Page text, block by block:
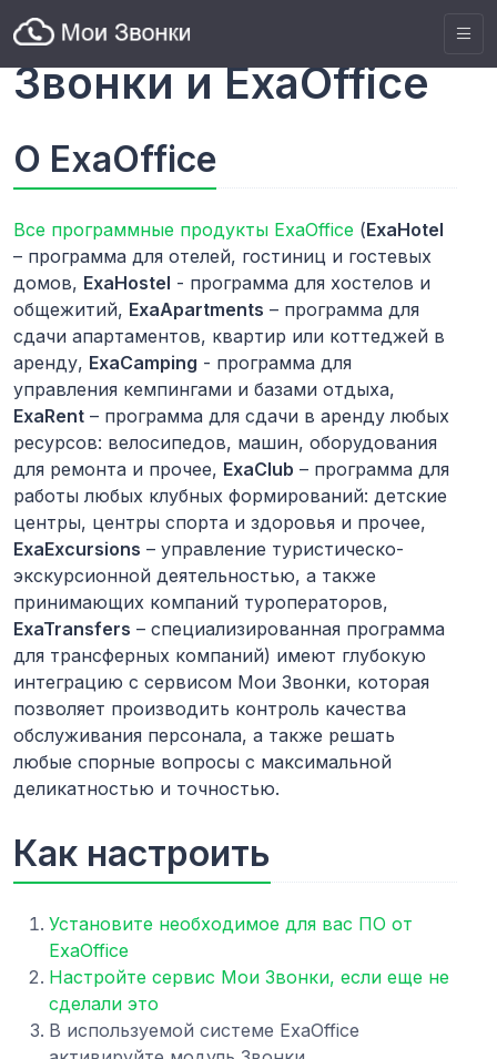
Интеграция Мои
Звонки и ExaOffice
О ExaOffice
Все программные продукты ExaOffice (ExaHotel
– программа для отелей, гостиниц и гостевых
домов, ExaHostel - программа для хостелов и
общежитий, ExaApartments – программа для
сдачи апартаментов, квартир или коттеджей в
аренду, ExaCamping - программа для
управления кемпингами и базами отдыха,
ExaRent – программа для сдачи в аренду любых
ресурсов: велосипедов, машин, оборудования
для ремонта и прочее, ExaClub – программа для
работы любых клубных формирований: детские
центры, центры спорта и здоровья и прочее,
ExaExcursions – управление туристическо-
экскурсионной деятельностью, а также
принимающих компаний туроператоров,
ExaTransfers – специализированная программа
для трансферных компаний) имеют глубокую
интеграцию с сервисом Мои Звонки, которая
позволяет производить контроль качества
обслуживания персонала, а также решать
любые спорные вопросы с максимальной
деликатностью и точностью.
Как настроить
Установите необходимое для вас ПО от
ExaOffice
Настройте сервис Мои Звонки, если еще не
сделали это
В используемой системе ExaOffice